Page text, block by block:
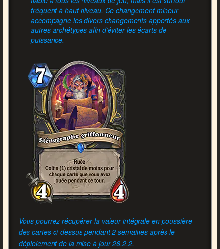
fréquent à haut niveau. Ce changement mineur
accompagne les divers changements apportés aux
autres archétypes afin d’éviter les écarts de
puissance.
Vous pourrez récupérer la valeur intégrale en poussière
des cartes ci-dessus pendant 2 semaines après le
déploiement de la mise à jour 26.2.2.